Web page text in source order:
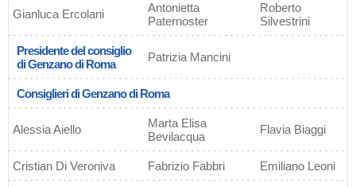
Gianluca Ercolani
Antonietta
Paternoster
Roberto
Silvestrini
Presidente del consiglio
di Genzano di Roma
Patrizia Mancini
Consiglieri di Genzano di Roma
Alessia Aiello
Marta Elisa
Bevilacqua
Flavia Biaggi
Cristian Di Veroniva Fabrizio Fabbri Emiliano Leoni